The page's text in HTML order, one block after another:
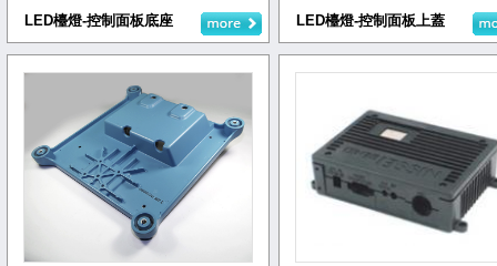
LED檯燈-控制面板底座 LED檯燈-控制面板上蓋